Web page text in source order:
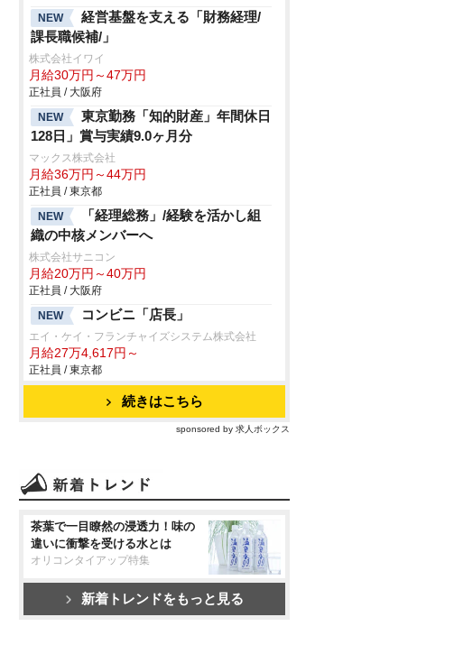
NEW
経営基盤を支える「財務経理/
課長職候補/」
株式会社イワイ
月給30万円～47万円
正社員 / 大阪府
NEW
東京勤務「知的財産」年間休日
128日」賞与実績9.0ヶ月分
マックス株式会社
月給36万円～44万円
正社員 / 東京都
NEW
「経理総務」/経験を活かし組
織の中核メンバーへ
株式会社サニコン
月給20万円～40万円
正社員 / 大阪府
NEW
コンビニ「店長」
エイ・ケイ・フランチャイズシステム株式会社
月給27万4,617円～
正社員 / 東京都
続きはこちら
sponsored by 求人ボックス
茶葉で一目瞭然の浸透力！味の
違いに衝撃を受ける水とは
オリコンタイアップ特集
新着トレンドをもっと見る